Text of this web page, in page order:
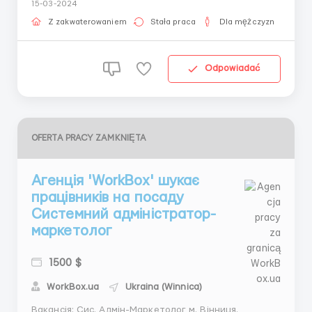
socjalny i zaopatrzenie. Szczegóły pod numerem
telefonu 0671166235 Lub pisz na Viber, Telegram,
15-03-2024
Z zakwaterowaniem Stała praca Dla mężczyzn
Odpowiadać
OFERTA PRACY ZAMKNIĘTA
Агенція 'WorkBox' шукає
працівників на посаду
Системний адміністратор-
маркетолог
1500 $
WorkBox.ua Ukraina (Winnica)
Вакансія: Сис. Адмін-Маркетолог м. Вінниця.